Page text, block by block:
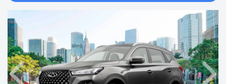
Anterior